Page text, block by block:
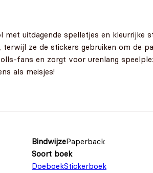
uitdagende spelletjes en kleurrijke
ze de stickers gebruiken om de
fans en zorgt voor urenlang
als meisjes!
BindwijzePaperback
Soort boek
DoeboekStickerboek